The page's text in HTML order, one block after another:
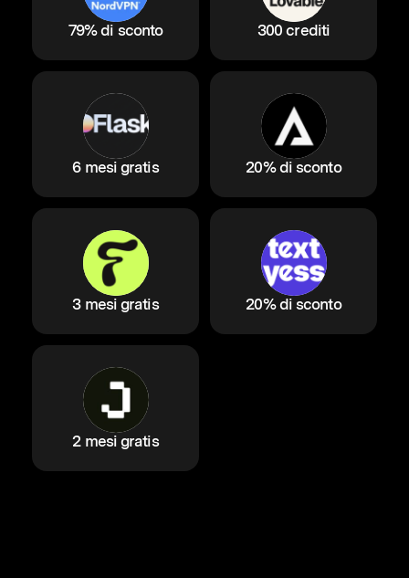
79% di sconto 300 crediti
6 mesi gratis 20% di sconto
3 mesi gratis 20% di sconto
2 mesi gratis